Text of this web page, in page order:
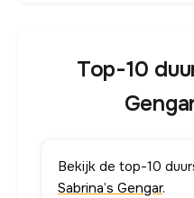
Top-10
Bekijk de top-10
Sabrina’s Gengar.